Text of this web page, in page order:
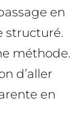
en
structuré.
méthode.
d’aller
en